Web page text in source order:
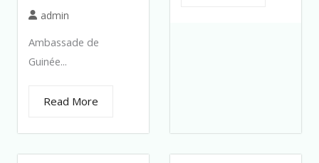
admin
Ambassade de
Guinée...
Read More